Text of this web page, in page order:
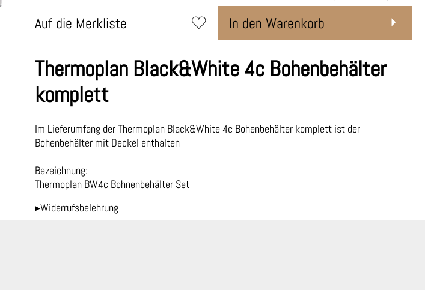
Auf die Merkliste In den Warenkorb
Thermoplan Black&White 4c Bohenbehälter
komplett
Im Lieferumfang der Thermoplan Black&White 4c Bohenbehälter komplett ist der
Bohenbehälter mit Deckel enthalten
Bezeichnung:
Thermoplan BW4c Bohnenbehälter Set
▸Widerrufsbelehrung